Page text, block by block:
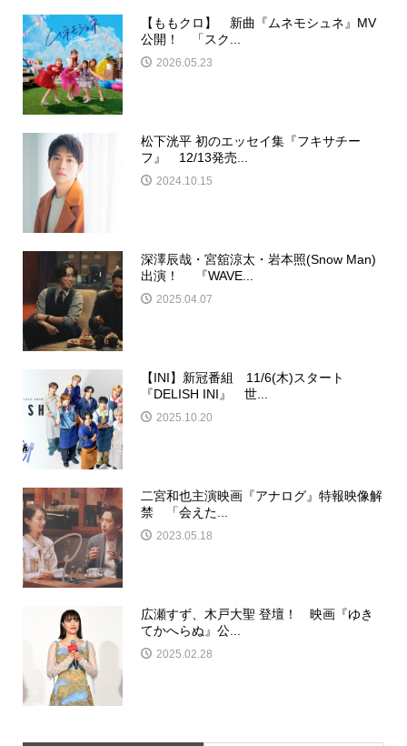
【ももクロ】 新曲『ムネモシュネ』MV
公開！ 「スク...
2026.05.23
松下洸平 初のエッセイ集『フキサチー
フ』 12/13発売...
2024.10.15
深澤辰哉・宮舘涼太・岩本照(Snow Man)
出演！ 『WAVE...
2025.04.07
【INI】新冠番組 11/6(木)スタート
『DELISH INI』 世...
2025.10.20
二宮和也主演映画『アナログ』特報映像解
禁 「会えた...
2023.05.18
広瀬すず、木戸大聖 登壇！ 映画『ゆき
てかへらぬ』公...
2025.02.28